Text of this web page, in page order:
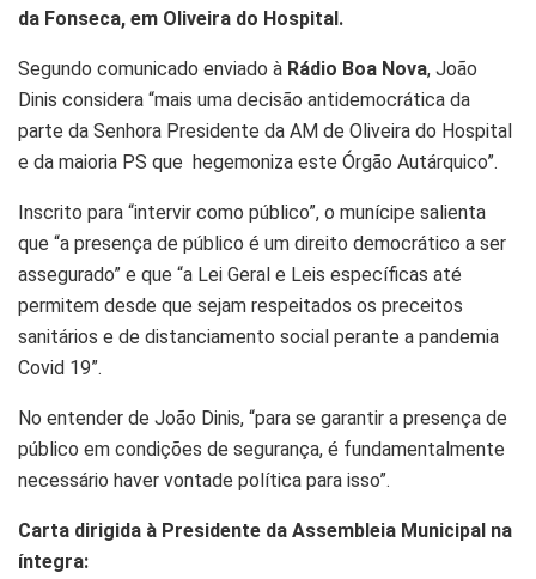
da Fonseca, em Oliveira do Hospital.
Segundo comunicado enviado à Rádio Boa Nova, João
Dinis considera “mais uma decisão antidemocrática da
parte da Senhora Presidente da AM de Oliveira do Hospital
e da maioria PS que hegemoniza este Órgão Autárquico”.
Inscrito para “intervir como público”, o munícipe salienta
que “a presença de público é um direito democrático a ser
assegurado” e que “a Lei Geral e Leis específicas até
permitem desde que sejam respeitados os preceitos
sanitários e de distanciamento social perante a pandemia
Covid 19”.
No entender de João Dinis, “para se garantir a presença de
público em condições de segurança, é fundamentalmente
necessário haver vontade política para isso”.
Carta dirigida à Presidente da Assembleia Municipal na
íntegra: